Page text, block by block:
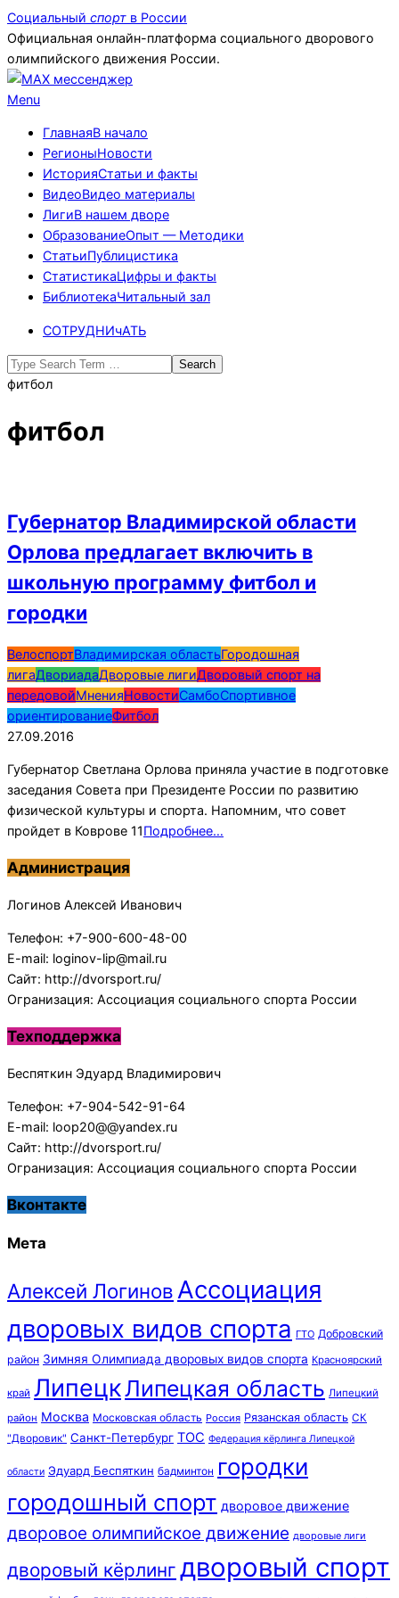
Skip
to
content
Социальный спорт в России
Официальная онлайн-платформа социального дворового
олимпийского движения России.
Primary
Menu
Menu
ГлавнаяВ начало
РегионыНовости
ИсторияСтатьи и факты
ВидеоВидео материалы
ЛигиВ нашем дворе
ОбразованиеОпыт — Методики
СтатьиПублицистика
СтатистикаЦифры и факты
БиблиотекаЧитальный зал
СОТРУДНИчАТЬ
Search
фитбол
фитбол
Губернатор Владимирской области
Орлова предлагает включить в
школьную программу фитбол и
городки
2016-
09-
27
ВелоспортВладимирская областьГородошная
лигаДвориадаДворовые лигиДворовый спорт на
передовойМненияНовостиСамбоСпортивное
ориентированиеФитбол
27.09.2016
Губернатор Светлана Орлова приняла участие в подготовке
заседания Совета при Президенте России по развитию
физической культуры и спорта. Напомним, что совет
пройдет в Коврове 11Подробнее…
Администрация
Логинов Алексей Иванович
Телефон: +7-900-600-48-00
E-mail: loginov-lip@mail.ru
Сайт: http://dvorsport.ru/
Огранизация: Ассоциация социального спорта России
Техподдержка
Беспяткин Эдуард Владимирович
Телефон: +7-904-542-91-64
E-mail: loop20@@yandex.ru
Сайт: http://dvorsport.ru/
Огранизация: Ассоциация социального спорта России
Вконтакте
Мета
Алексей Логинов Ассоциация
дворовых видов спорта ГТО Добровский
район Зимняя Олимпиада дворовых видов спорта Красноярский
край ЛипецкЛипецкая область Липецкий
район Москва Московская область Россия Рязанская область СК
"Дворовик" Санкт-Петербург ТОС Федерация кёрлинга Липецкой
области Эдуард Беспяткин бадминтон городки
городошный спорт дворовое движение
дворовое олимпийское движение дворовые лиги
дворовый кёрлинг дворовый спорт